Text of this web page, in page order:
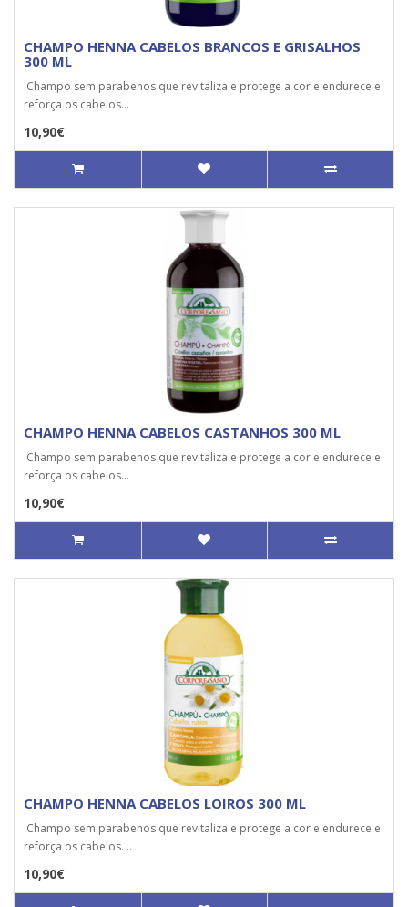
CHAMPO HENNA CABELOS BRANCOS E GRISALHOS
300 ML
Champo sem parabenos que revitaliza e protege a cor e endurece e
reforça os cabelos...
10,90€
CHAMPO HENNA CABELOS CASTANHOS 300 ML
Champo sem parabenos que revitaliza e protege a cor e endurece e
reforça os cabelos...
10,90€
CHAMPO HENNA CABELOS LOIROS 300 ML
Champo sem parabenos que revitaliza e protege a cor e endurece e
reforça os cabelos. ..
10,90€